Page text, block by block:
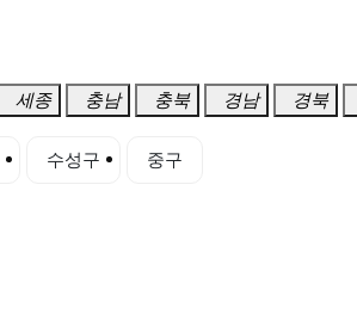
세종 충남 충북 경남 경북
수성구
중구